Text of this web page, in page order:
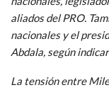
aliados del PRO.
nacionales y el
Abdala, según
La tensión entre